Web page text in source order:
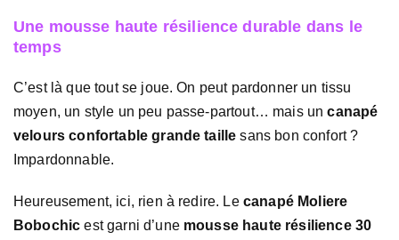
Une mousse haute résilience durable dans le
temps
C’est là que tout se joue. On peut pardonner un tissu
moyen, un style un peu passe-partout… mais uncanapé
velours confortable grande taille sans bon confort ?
Impardonnable.
Heureusement, ici, rien à redire. Le canapé Moliere
Bobochic est garni d’une mousse haute résilience 30